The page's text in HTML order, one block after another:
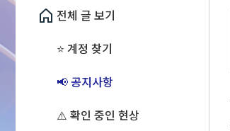
전체 글 보기
⭐ 계정 찾기
📢 공지사항
⚠️ 확인 중인 현상